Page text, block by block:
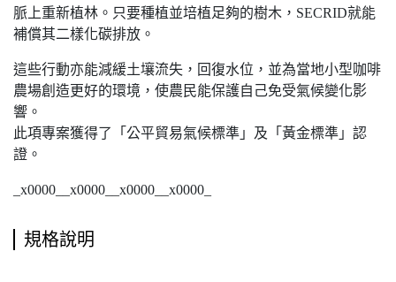
脈上重新植林。只要種植並培植足夠的樹木，SECRID就能
補償其二樣化碳排放。
這些行動亦能減緩土壤流失，回復水位，並為當地小型咖啡
農場創造更好的環境，使農民能保護自己免受氣候變化影
響。
此項專案獲得了「公平貿易氣候標準」及「黃金標準」認
證。
_x0000__x0000__x0000__x0000_
規格說明